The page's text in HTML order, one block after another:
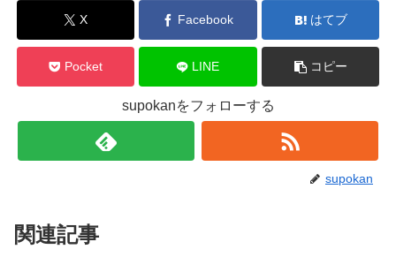
X Facebook はてブ
Pocket LINE コピー
supokanをフォローする
supokan
関連記事